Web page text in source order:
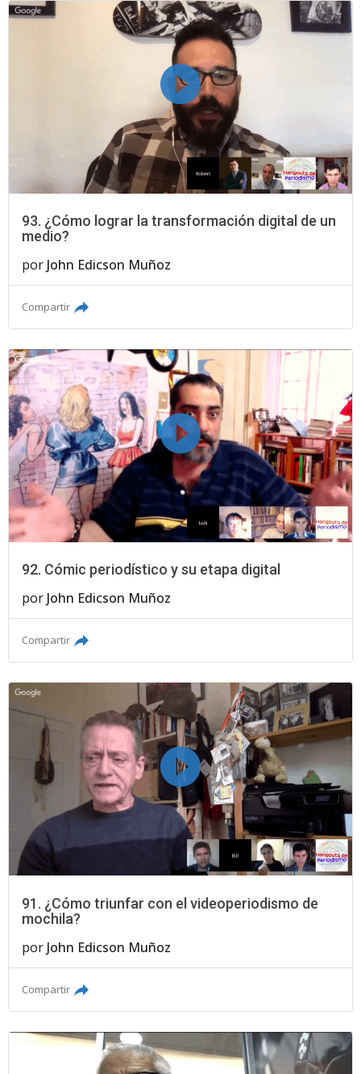
93. ¿Cómo lograr la transformación digital de un
medio?
por John Edicson Muñoz
Compartir
92. Cómic periodístico y su etapa digital
por John Edicson Muñoz
Compartir
91. ¿Cómo triunfar con el videoperiodismo de
mochila?
por John Edicson Muñoz
Compartir